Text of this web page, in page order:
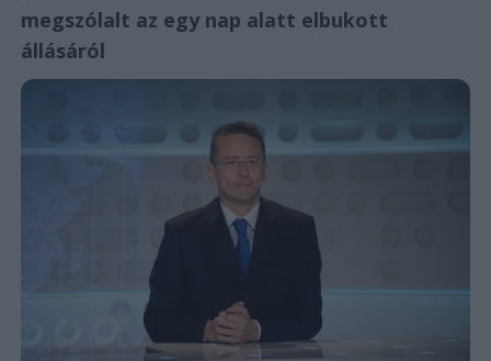
megszólalt az egy nap alatt elbukott
állásáról